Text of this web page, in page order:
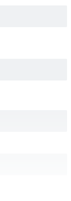
stereo sensibil
ambiental,